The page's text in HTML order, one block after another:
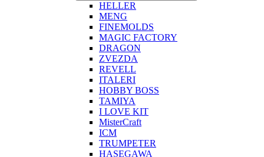
HELLER
MENG
FINEMOLDS
MAGIC FACTORY
DRAGON
ZVEZDA
REVELL
ITALERI
HOBBY BOSS
TAMIYA
I LOVE KIT
MisterCraft
ICM
TRUMPETER
HASEGAWA